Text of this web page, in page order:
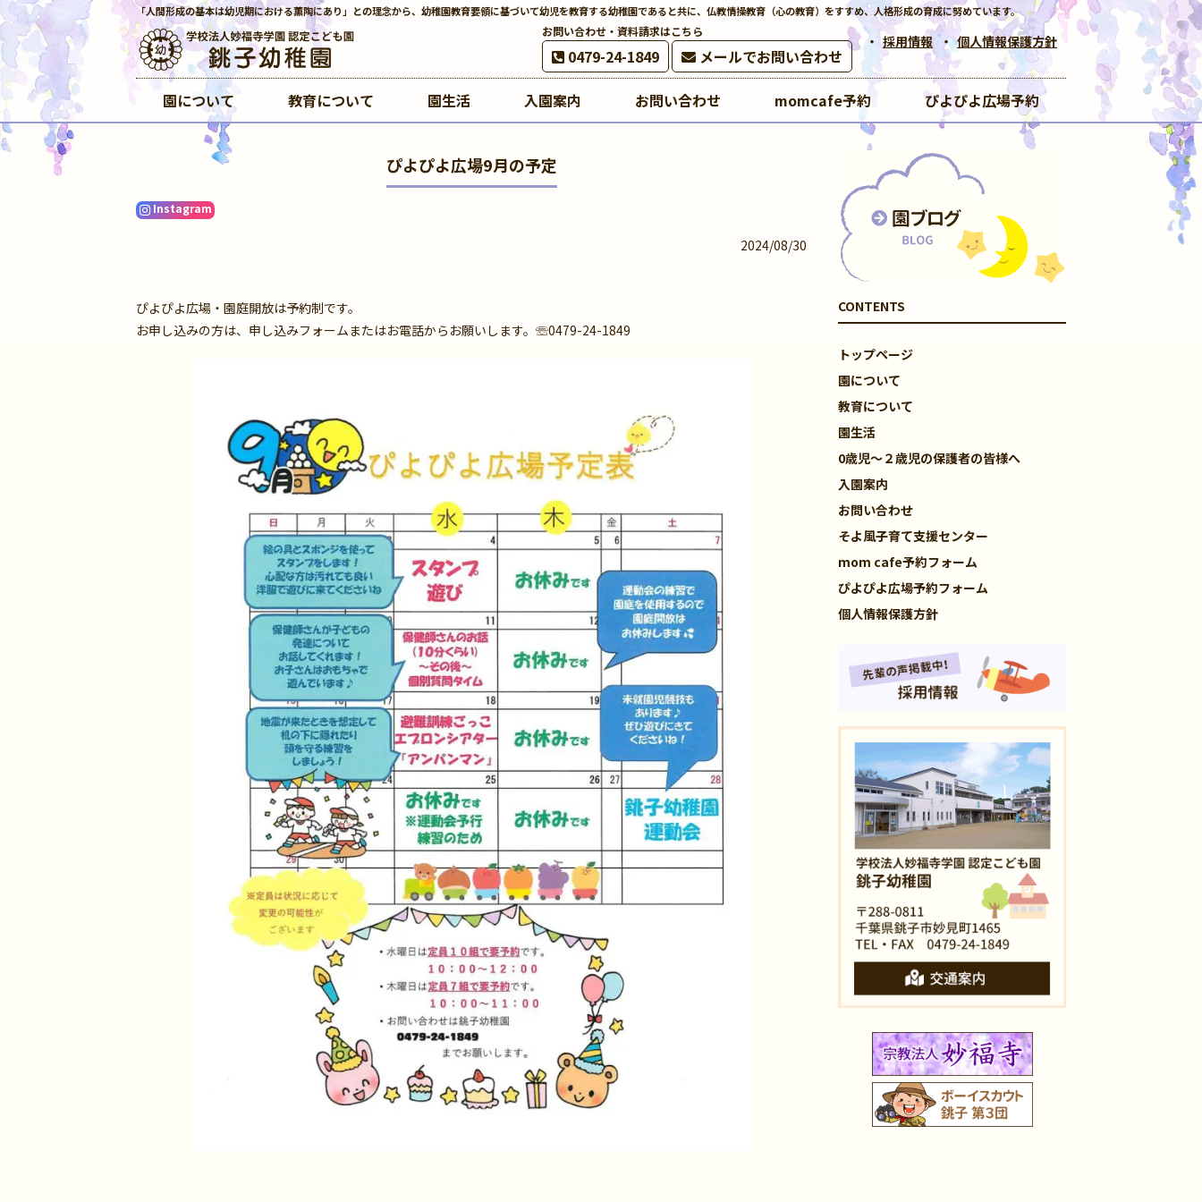
「人間形成の基本は幼児期における薫陶にあり」との理念から、幼稚園教育要領に基づいて幼児を教育する幼稚園であると共に、仏教情操教育（心の教育）をすすめ、人格形成の育成に努めています。
お問い合わせ・資料請求はこちら
0479-24-1849 メールでお問い合わせ
採用情報 個人情報保護方針
園について 教育について 園生活 入園案内 お問い合わせ momcafe予約 ぴよぴよ広場予約
ぴよぴよ広場9月の予定
Instagram
2024/08/30
ぴよぴよ広場・園庭開放は予約制です。
お申し込みの方は、申し込みフォームまたはお電話からお願いします。☏0479-24-1849
CONTENTS
トップページ
園について
教育について
園生活
0歳児～２歳児の保護者の皆様へ
入園案内
お問い合わせ
そよ風子育て支援センター
mom cafe予約フォーム
ぴよぴよ広場予約フォーム
個人情報保護方針